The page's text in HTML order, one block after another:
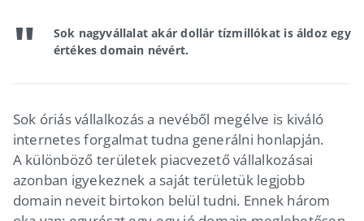
Sok nagyvállalat akár dollár tízmillókat is áldoz egy
értékes domain névért.
Sok óriás vállalkozás a nevéből megélve is kiváló
internetes forgalmat tudna generálni honlapján.
A különböző területek piacvezető vállalkozásai
azonban igyekeznek a saját területük legjobb
domain neveit birtokon belül tudni. Ennek három